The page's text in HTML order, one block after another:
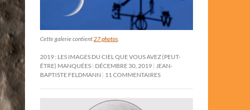
Cette galerie contient27 photos.
2019 : LES IMAGES DU CIEL QUE VOUS AVEZ (PEUT-
ÊTRE) MANQUÉES DÉCEMBRE 30, 2019 JEAN-
BAPTISTE FELDMANN
11 COMMENTAIRES